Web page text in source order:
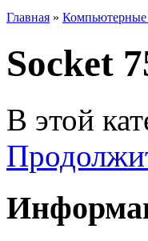
Главная »
Socket
В этой